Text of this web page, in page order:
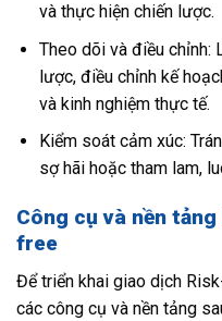
và thực hiện chiến lược.
Theo dõi và điều chỉnh:
lược, điều chỉnh kế
và kinh nghiệm thực tế.
Kiểm soát cảm xúc:
sợ hãi hoặc tham lam,
Công cụ và nền
free
Để triển khai giao dịch
các công cụ và nền tảng